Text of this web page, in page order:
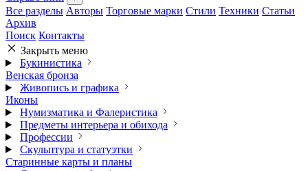
Все разделы Авторы Торговые марки Стили Техники Статьи
Архив
Поиск Контакты
Закрыть меню
Букинистика
Венская бронза
Живопись и графика
Иконы
Нумизматика и Фалеристика
Предметы интерьера и обихода
Профессии
Скульптура и статуэтки
Старинные карты и планы